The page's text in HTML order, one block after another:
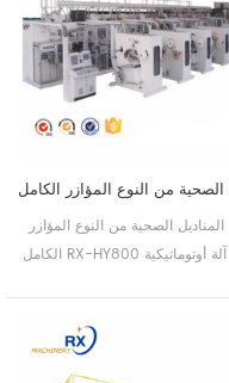
المناديل الصحية من النوع المؤازر
الكامل RX-HY800 هي آلة أوتوماتيكية